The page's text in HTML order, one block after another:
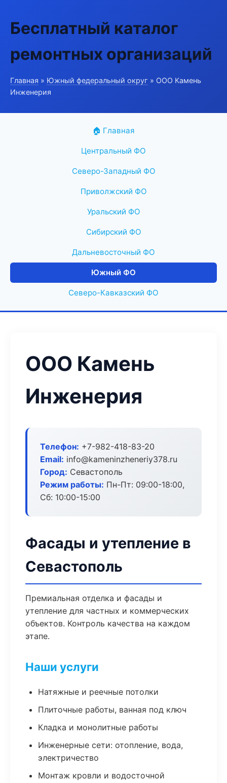
Бесплатный каталог
ремонтных организаций
Главная » Южный федеральный округ » ООО Камень
Инженерия
🏠 Главная
Центральный ФО
Северо-Западный ФО
Приволжский ФО
Уральский ФО
Сибирский ФО
Дальневосточный ФО
Южный ФО
Северо-Кавказский ФО
ООО Камень
Инженерия
Телефон: +7-982-418-83-20
Email: info@kameninzheneriy378.ru
Город: Севастополь
Режим работы: Пн-Пт: 09:00-18:00,
Сб: 10:00-15:00
Фасады и утепление в
Севастополь
Премиальная отделка и фасады и
утепление для частных и коммерческих
объектов. Контроль качества на каждом
этапе.
Наши услуги
Натяжные и реечные потолки
Плиточные работы, ванная под ключ
Кладка и монолитные работы
Инженерные сети: отопление, вода,
электричество
Монтаж кровли и водосточной